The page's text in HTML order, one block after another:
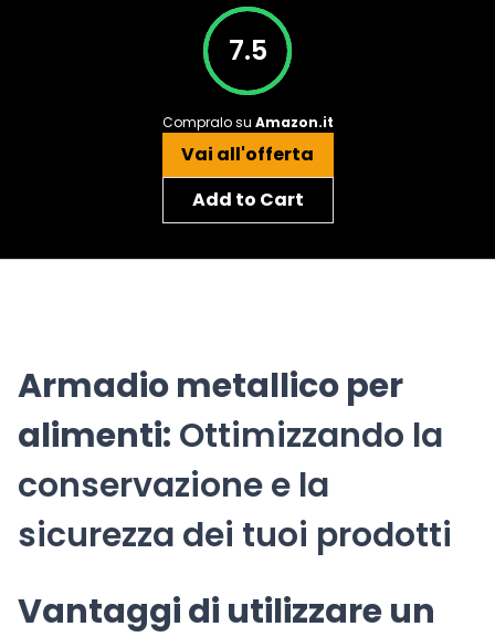
7.5
Compralo su Amazon.it
Vai all'offerta
Add to Cart
Armadio metallico per
alimenti: Ottimizzando la
conservazione e la
sicurezza dei tuoi prodotti
Vantaggi di utilizzare un